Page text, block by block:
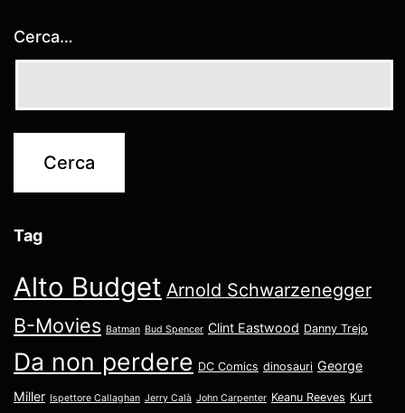
Cerca…
Tag
Alto Budget Arnold Schwarzenegger
B-Movies Batman Bud Spencer Clint Eastwood Danny Trejo
Da non perdere DC Comics dinosauri George
Miller Ispettore Callaghan Jerry Calà John Carpenter Keanu Reeves Kurt